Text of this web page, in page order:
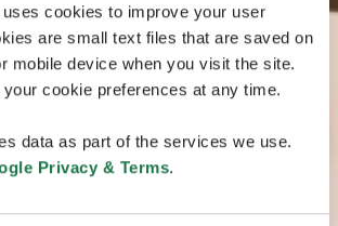
cookies to improve your user
are small text files that are saved on
mobile device when you visit the site.
cookie preferences at any time.
data as part of the services we use.
Privacy & Terms.